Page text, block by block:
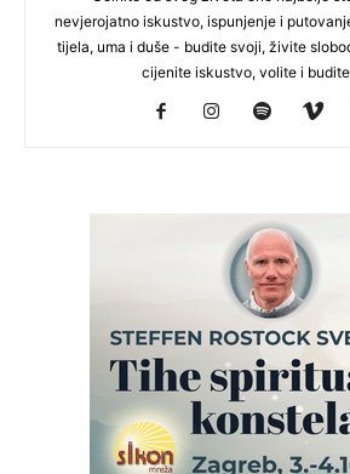
nevjerojatno iskustvo, ispunjenje i
tijela, uma i duše - budite svoji, živite
cijenite iskustvo, volite i